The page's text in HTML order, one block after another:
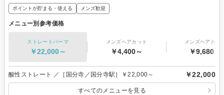
ポイントが貯まる・使える メンズ歓迎
メニュー別参考価格
ストレートパーマ
￥22,000～
メンズヘアカット
￥4,400～
メンズヘアカラ
￥9,680～
酸性ストレート ／［国分寺／国分寺駅］￥22,000～ ￥22,000
すべてのメニューを見る